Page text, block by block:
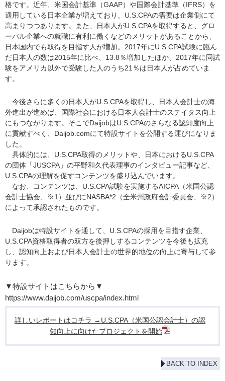
格です。近年、米国会計基準（GAAP）や国際会計基準（IFRS）を
適用している日本企業が増えており、U.S.CPAの需要は企業側にて
高まりつつあります。また、日本人がU.S.CPAを取得すると、グロ
ーバル企業への就職に有利に働くなどのメリットがあることから、
日本国内でも取得を目指す人が増加。2017年にU.S.CPA試験に臨ん
だ日本人の数は2015年に比べ、13.8％増加したほか、2017年に同試
験をアメリカ以外で受験した人のうち21％は日本人が占めていま
す。
今後さらに多くの日本人がU.S.CPAを取得し、日本人会計士の海
外進出が進めば、国際社会における日本人会計士のステイタス向上
にもつながります。そこでDaijobはU.S.CPAのさらなる認知度向上
に貢献すべく、Daijob.comにて特設サイトを公開する運びになりま
した。
具体的には、U.S.CPA取得のメリットや、日本におけるU.S.CPA
の団体「JUSCPA」の平野和久代表理事のインタビュー記事など、
U.S.CPAの理解を促すコンテンツを盛り込んでいます。
なお、コンテンツは、U.S.CPA試験を実施するAICPA（米国公認
会計士協会、※1）並びにNASBA*2（全米州政府会計委員会、※2）
によって承認されたものです。
Daijobは特設サイトを通して、U.S.CPAの採用を目指す企業、
U.S.CPA資格取得者の双方を後押しするコンテンツを今後も拡充
し、認知向上および日本人会計士の世界的地位の向上に寄与して参
ります。
▼特設サイトはこちらから▼
https://www.daijob.com/uscpa/index.html
詳しいレポートはコチラ →U.S.CPA（米国公認会計士）の認
知向上に向けたプロジェクトを開始
BACK TO INDEX